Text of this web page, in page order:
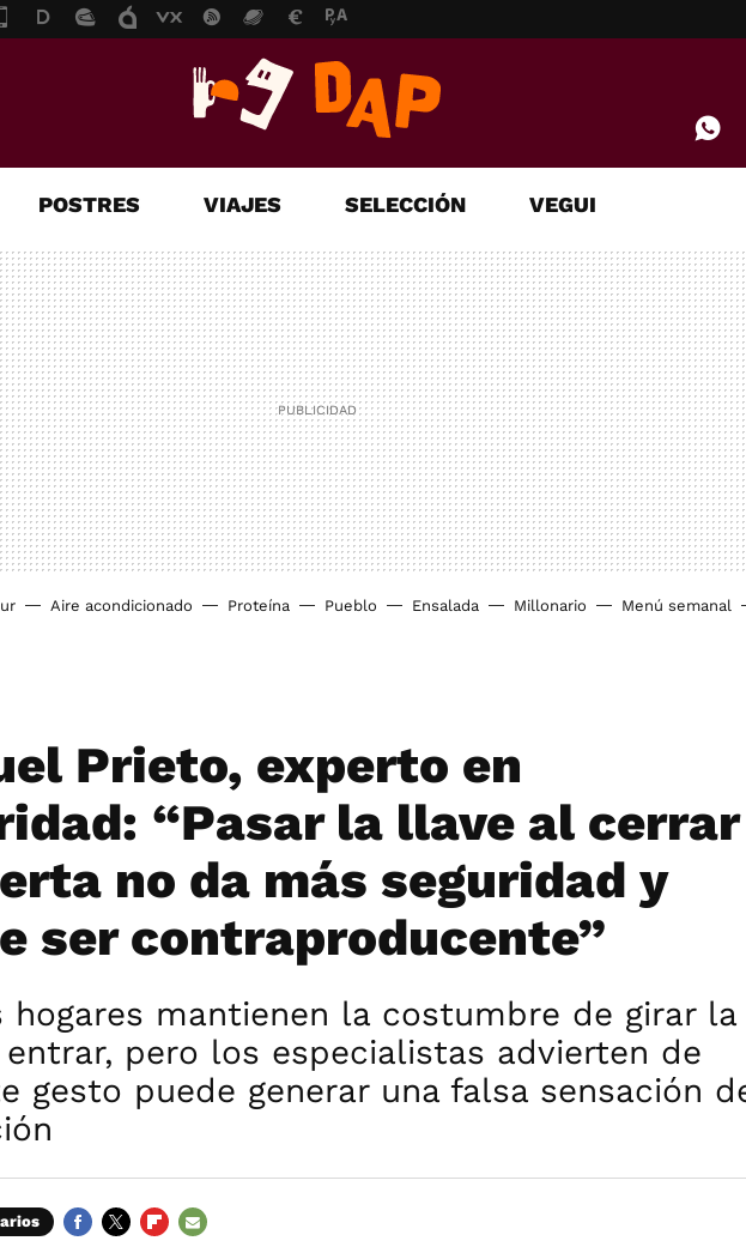
POSTRES VIAJES SELECCIÓN VEGUI
Aire acondicionado Proteína Pueblo Ensalada Millonario Menú semanal
Prieto, experto en
“Pasar la llave al cerrar
no da más seguridad y
ser contraproducente”
hogares mantienen la costumbre de girar la
pero los especialistas advierten de
gesto puede generar una falsa sensación